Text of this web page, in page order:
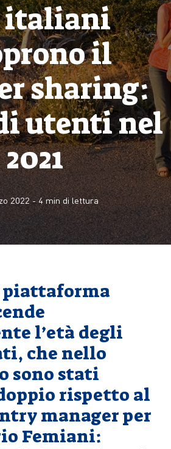
italiani
il
sharing:
utenti nel
2021
2022 -4min di lettura
l’età degli
che nello
sono stati
rispetto al
manager per
Femiani: